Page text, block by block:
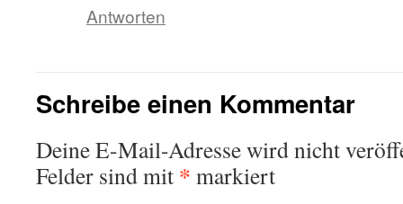
Antworten
Schreibe einen Kommentar
Deine E-Mail-Adresse wird nicht
Felder sind mit * markiert